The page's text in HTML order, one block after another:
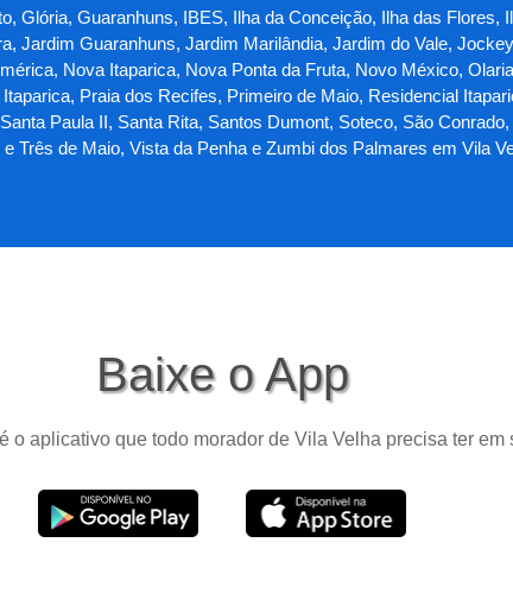
Glória, Guaranhuns, IBES, Ilha da Conceição, Ilha das Flores,
Jardim Guaranhuns, Jardim Marilândia, Jardim do Vale,
Nova Itaparica, Nova Ponta da Fruta, Novo México,
Praia dos Recifes, Primeiro de Maio, Residencial
Paula II, Santa Rita, Santos Dumont, Soteco, São
Três de Maio, Vista da Penha e Zumbi dos Palmares em Vila
Baixe o App
o aplicativo que todo morador de Vila Velha precisa ter em